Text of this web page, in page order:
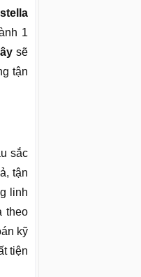
1
sẽ
tận
sắc
tận
linh
theo
kỹ
tiện